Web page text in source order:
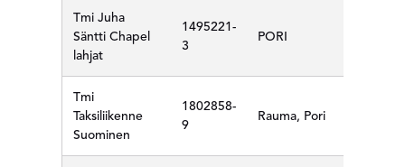
Tmi Juha
Säntti Chapel
lahjat
1495221-
3
PORI
Tmi
Taksiliikenne
Suominen
1802858-
9
Rauma, Pori